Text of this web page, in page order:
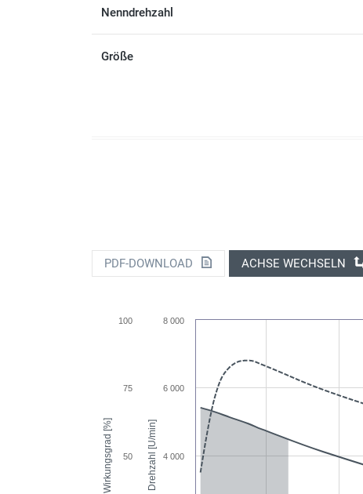
Nenndrehzahl
Größe
PDF-DOWNLOAD ACHSE WECHSELN
Drehzahl [U/min]
Wirkungsgrad [%] 4 000
6 000
8 000
50
75
100